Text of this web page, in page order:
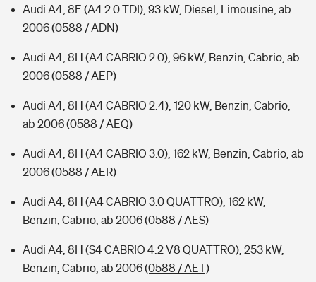
Audi A4, 8E (A4 2.0 TDI), 93 kW, Diesel, Limousine, ab
2006(0588 / ADN)
Audi A4, 8H (A4 CABRIO 2.0), 96 kW, Benzin, Cabrio, ab
2006(0588 / AEP)
Audi A4, 8H (A4 CABRIO 2.4), 120 kW, Benzin, Cabrio,
ab 2006(0588 / AEQ)
Audi A4, 8H (A4 CABRIO 3.0), 162 kW, Benzin, Cabrio, ab
2006(0588 / AER)
Audi A4, 8H (A4 CABRIO 3.0 QUATTRO), 162 kW,
Benzin, Cabrio, ab 2006(0588 / AES)
Audi A4, 8H (S4 CABRIO 4.2 V8 QUATTRO), 253 kW,
Benzin, Cabrio, ab 2006(0588 / AET)